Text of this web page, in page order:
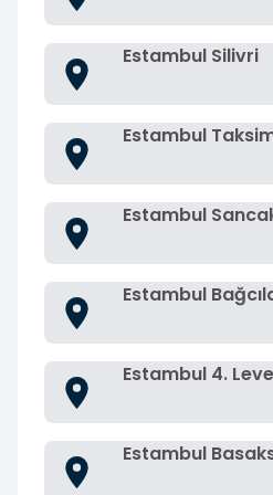
Estambul Silivri
Estambul
Estambul
Estambul
Estambul 4.
Estambul